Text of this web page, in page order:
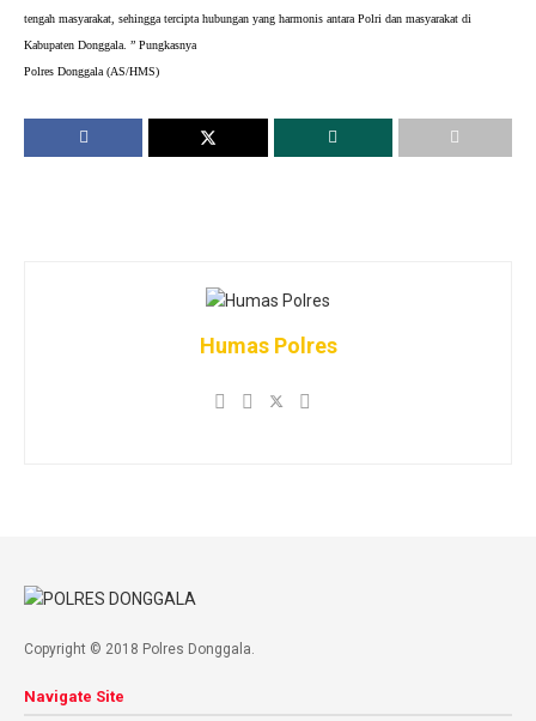
tengah masyarakat, sehingga tercipta hubungan yang harmonis antara Polri dan masyarakat di
Kabupaten Donggala. ” Pungkasnya
Polres Donggala (AS/HMS)
Humas Polres
Copyright © 2018 Polres Donggala.
Navigate Site